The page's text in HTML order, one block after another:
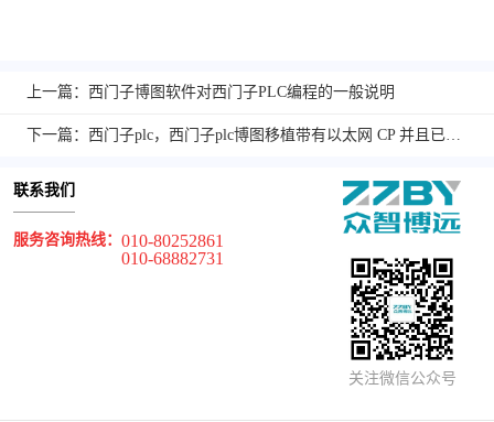
上一篇：西门子博图软件对西门子PLC编程的一般说明
下一篇：西门子plc，西门子plc博图移植带有以太网 CP 并且已激活全功能的项目
联系我们
服务咨询热线： 010-80252861
010-68882731
关注微信公众号